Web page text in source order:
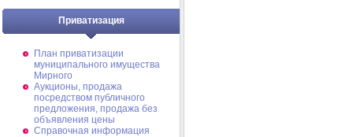
Приватизация
План приватизации
муниципального имущества
Мирного
Аукционы, продажа
посредством публичного
предложения, продажа без
объявления цены
Справочная информация